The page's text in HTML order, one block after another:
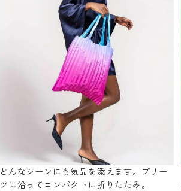
どんなシーンにも気品を添えます。プリー
ツに沿ってコンパクトに折りたたみ。